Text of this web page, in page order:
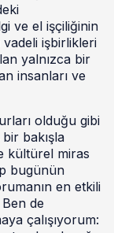
ve el işçiliğinin
işbirlikleri
yalnızca bir
insanları ve
olduğu gibi
bakışla
kültürel miras
bugünün
en etkili
de
çalışıyorum: